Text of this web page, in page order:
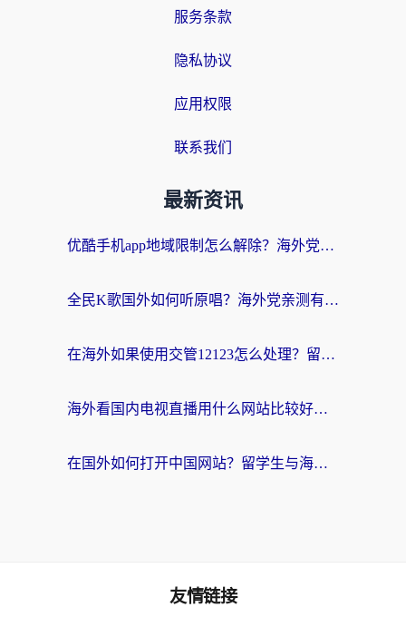
服务条款
隐私协议
应用权限
联系我们
最新资讯
优酷手机app地域限制怎么解除？海外党亲测有效的追剧方案
全民K歌国外如何听原唱？海外党亲测有效的回国加速器选择指南
在海外如果使用交管12123怎么处理？留学生亲测有效的回国加速方案
海外看国内电视直播用什么网站比较好？一篇解决你所有追剧难题的实用指南
在国外如何打开中国网站？留学生与海外华人的无缝访问指南
友情链接